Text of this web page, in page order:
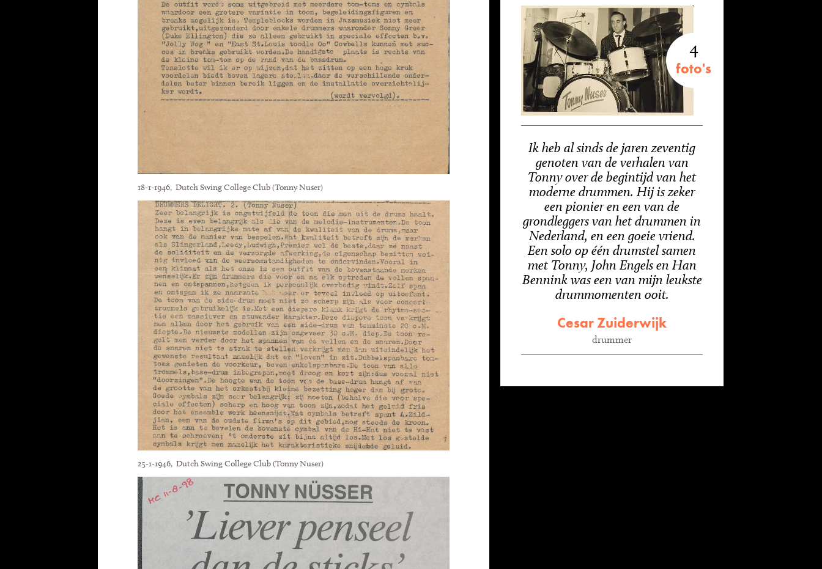
18-1-1946, Dutch Swing College Club (Tonny Nuser)
25-1-1946, Dutch Swing College Club (Tonny Nuser)
4
foto's
Ik heb al sinds de jaren zeventig
genoten van de verhalen van
Tonny over de begintijd van het
moderne drummen. Hij is zeker
een pionier en een van de
grondleggers van het drummen in
Nederland, en een goeie vriend.
Een solo op één drumstel samen
met Tonny, John Engels en Han
Bennink was een van mijn leukste
drummomenten ooit.
Cesar Zuiderwijk
drummer